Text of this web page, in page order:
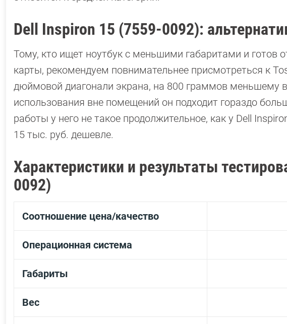
Dell Inspiron 15 (7559-0092):
Тому, кто ищет ноутбук с меньшими габаритами и готов
карты, рекомендуем повнимательнее присмотреться к
дюймовой диагонали экрана, на 800 граммов меньшему
использования вне помещений он подходит гораздо
работы у него не такое продолжительное, как у Dell
15 тыс. руб. дешевле.
Характеристики и результаты
0092)
Соотношение цена/качество
Операционная система
Габариты
Вес